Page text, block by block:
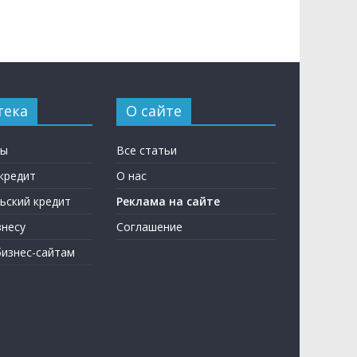
кредит
сайтам
О сайте
Все статьи
О нас
Реклама на сайте
Соглашение